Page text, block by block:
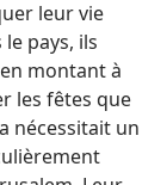
leur vie
pays, ils
montant à
les fêtes que
nécessitait un